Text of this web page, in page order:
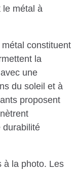
le métal à
constituent
la
une
du soleil et à
proposent
durabilité
à la photo. Les